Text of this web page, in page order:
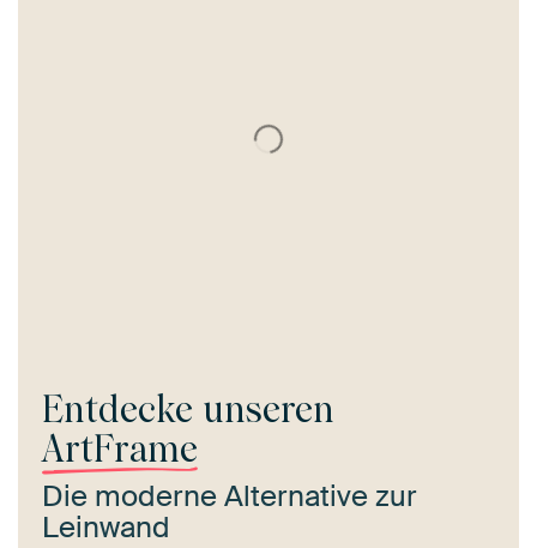
Entdecke unseren
ArtFrame
Die moderne Alternative zur
Leinwand